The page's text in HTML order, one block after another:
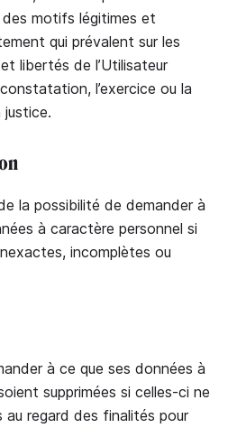
des motifs légitimes et
qui prévalent sur les
libertés de l’Utilisateur
l’exercice ou la
la possibilité de demander à
à caractère personnel si
incomplètes ou
à ce que ses données à
supprimées si celles-ci ne
au regard des finalités pour